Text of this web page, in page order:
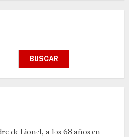
BUSCAR
de Lionel, a los 68 años en